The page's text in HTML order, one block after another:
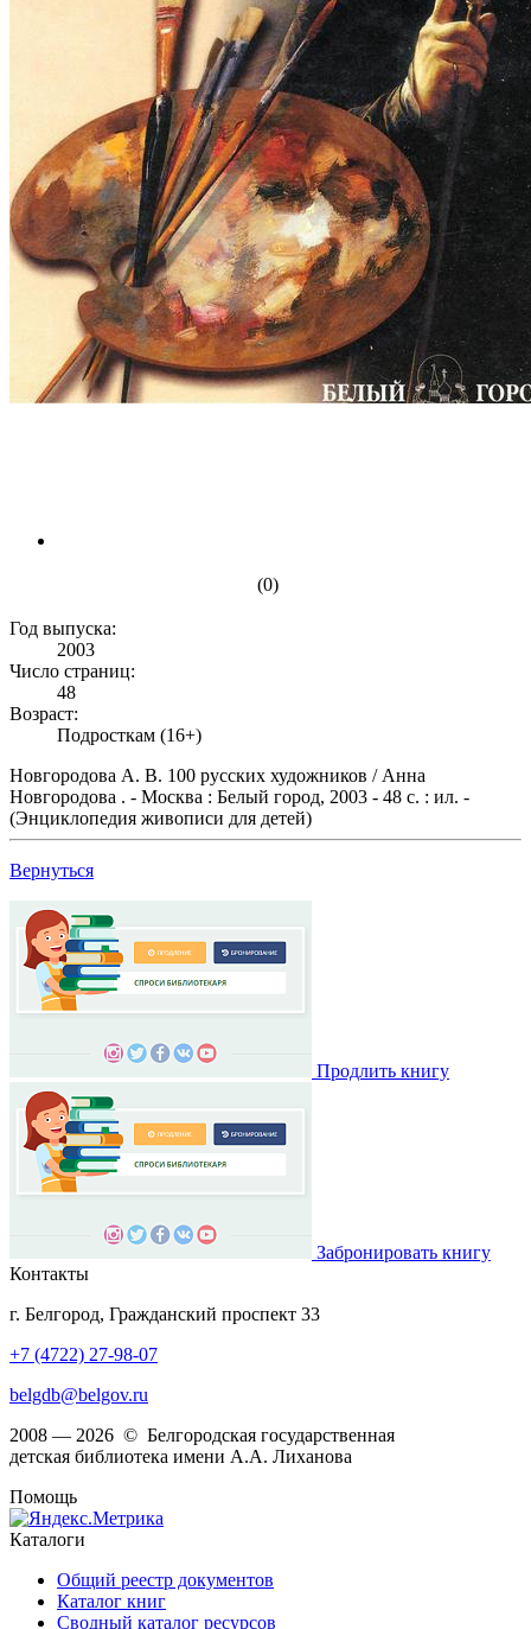
(0)
Год выпуска:
2003
Число страниц:
48
Возраст:
Подросткам (16+)
Новгородова А. В. 100 русских художников / Анна
Новгородова . - Москва : Белый город, 2003 - 48 с. : ил. -
(Энциклопедия живописи для детей)
Вернуться
Продлить книгу
Забронировать книгу
Контакты
г. Белгород, Гражданский проспект 33
+7 (4722) 27-98-07
belgdb@belgov.ru
2008 — 2026 © Белгородская государственная
детская библиотека имени А.А. Лиханова
Помощь
Каталоги
Общий реестр документов
Каталог книг
Сводный каталог ресурсов